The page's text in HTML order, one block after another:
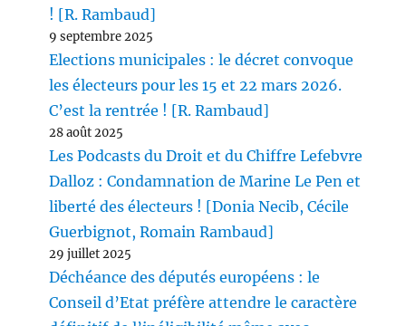
! [R. Rambaud]
9 septembre 2025
Elections municipales : le décret convoque
les électeurs pour les 15 et 22 mars 2026.
C’est la rentrée ! [R. Rambaud]
28 août 2025
Les Podcasts du Droit et du Chiffre Lefebvre
Dalloz : Condamnation de Marine Le Pen et
liberté des électeurs ! [Donia Necib, Cécile
Guerbignot, Romain Rambaud]
29 juillet 2025
Déchéance des députés européens : le
Conseil d’Etat préfère attendre le caractère